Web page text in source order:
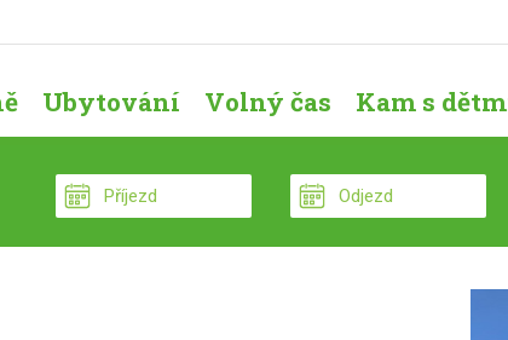
Ubytování Volný čas Kam s